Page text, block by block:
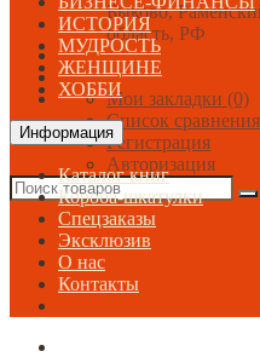
Быково,
область, РФ
Мои закладки (0)
Список сравнения
Регистрация
Авторизация
ИСТОРИЯ
МУДРОСТЬ
ЖЕНЩИНЕ
ХОББИ
Информация
Каталог книг
Короба-шкатулки
Спецзаказы
Эксклюзив
О нас
Контакты